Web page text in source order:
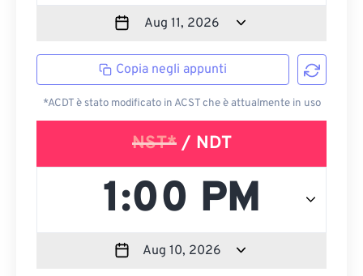
Copia negli appunti
*ACDT è stato modificato in ACST che è attualmente in uso
NST*/ NDT